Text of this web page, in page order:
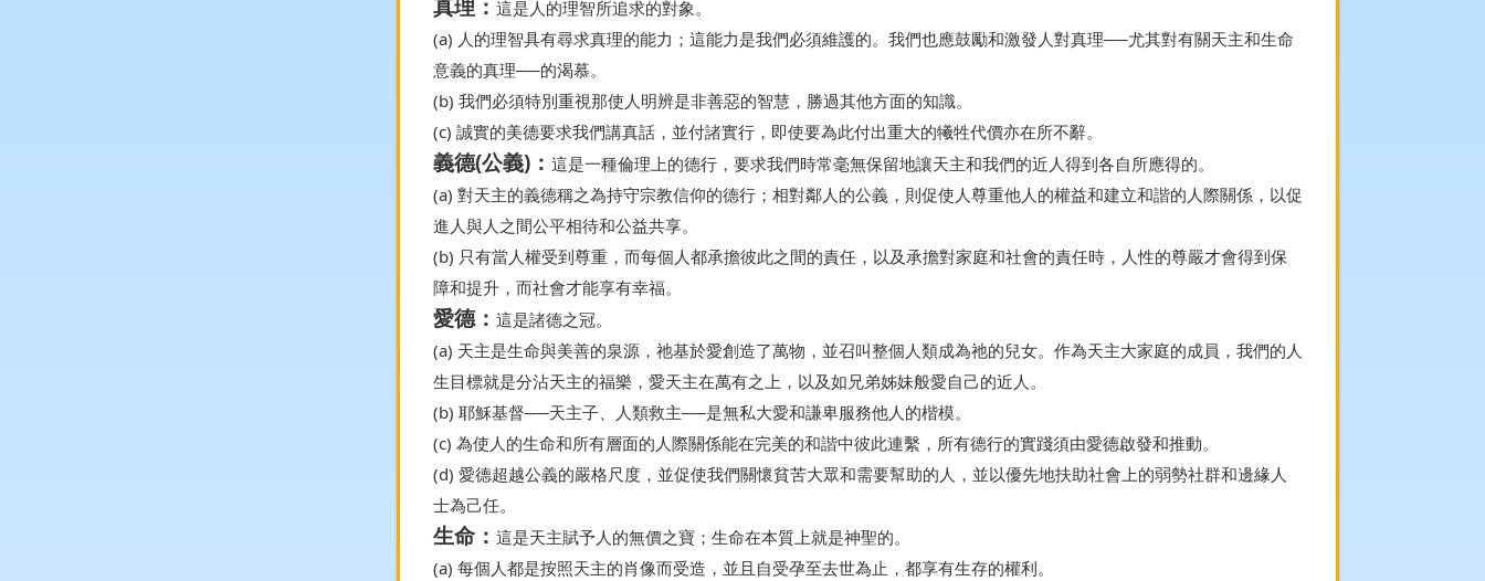
真理： 這是人的理智所追求的對象。
(a) 人的理智具有尋求真理的能力；這能力是我們必須維護的。我們也應鼓勵和激發人對真理──尤其對有關天主和生命
意義的真理──的渴慕。
(b) 我們必須特別重視那使人明辨是非善惡的智慧，勝過其他方面的知識。
(c) 誠實的美德要求我們講真話，並付諸實行，即使要為此付出重大的犧牲代價亦在所不辭。
義德(公義)： 這是一種倫理上的德行，要求我們時常毫無保留地讓天主和我們的近人得到各自所應得的。
(a) 對天主的義德稱之為持守宗教信仰的德行；相對鄰人的公義，則促使人尊重他人的權益和建立和諧的人際關係，以促
進人與人之間公平相待和公益共享。
(b) 只有當人權受到尊重，而每個人都承擔彼此之間的責任，以及承擔對家庭和社會的責任時，人性的尊嚴才會得到保
障和提升，而社會才能享有幸福。
愛德： 這是諸德之冠。
(a) 天主是生命與美善的泉源，祂基於愛創造了萬物，並召叫整個人類成為祂的兒女。作為天主大家庭的成員，我們的人
生目標就是分沾天主的福樂，愛天主在萬有之上，以及如兄弟姊妹般愛自己的近人。
(b) 耶穌基督──天主子、人類救主──是無私大愛和謙卑服務他人的楷模。
(c) 為使人的生命和所有層面的人際關係能在完美的和諧中彼此連繫，所有德行的實踐須由愛德啟發和推動。
(d) 愛德超越公義的嚴格尺度，並促使我們關懷貧苦大眾和需要幫助的人，並以優先地扶助社會上的弱勢社群和邊緣人
士為己任。
生命： 這是天主賦予人的無價之寶；生命在本質上就是神聖的。
(a) 每個人都是按照天主的肖像而受造，並且自受孕至去世為止，都享有生存的權利。